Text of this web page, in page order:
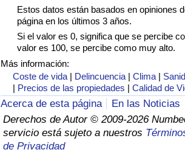
Estos datos están basados en opiniones
página en los últimos 3 años.
Si el valor es 0, significa que se percibe
valor es 100, se percibe como muy alto.
Más información:
Coste de vida | Delincuencia |Clima |
| Precios de las propiedades |Calidad de
Acerca de esta página
En las Noticias
Derechos de Autor © 2009-2026
servicio está sujeto a nuestros
de Privacidad